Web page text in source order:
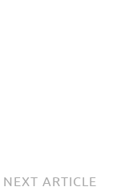
NEXT ARTICLE